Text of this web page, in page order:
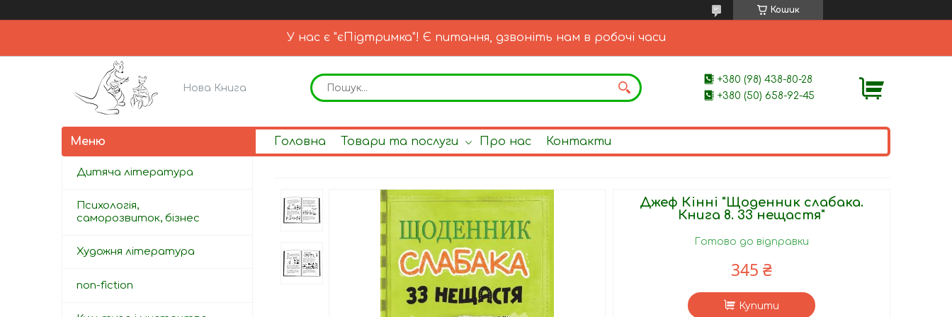
Кошик
У нас є "єПідтримка"! Є питання, дзвоніть нам в робочі часи
Нова Книга
+380 (98) 438-80-28
+380 (50) 658-92-45
Головна Товари та послуги Про нас Контакти
Джеф Кінні "Щоденник слабака.
Книга 8. 33 нещастя"
Готово до відправки
345 ₴
Купити
Дитяча література
Психологія,
саморозвиток, бізнес
Художня література
non-fiction